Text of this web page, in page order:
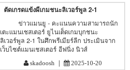
ตัดเกรดแข้งผีเกมชนะลิเวอร์พูล 2-1
ข่าวแมนยู - คะแนนความสามารถนัก
เตะแมนเชสเตอร์ ยูไนเต็ดเกมบุกชนะ
ลิเวอร์พูล 2-1 ในศึกพรีเมียร์ลีก ประเมินจาก
เว็บไซต์แมนเชสเตอร์ อีฟนิ่ง นิวส์
skadoosh | 2025-10-20